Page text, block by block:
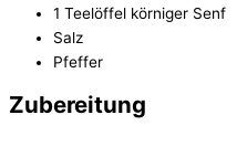
1 Teelöffel körniger Senf
Salz
Pfeffer
Zubereitung